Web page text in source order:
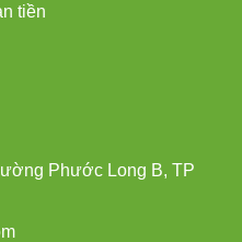
tiền
Phước Long B, TP